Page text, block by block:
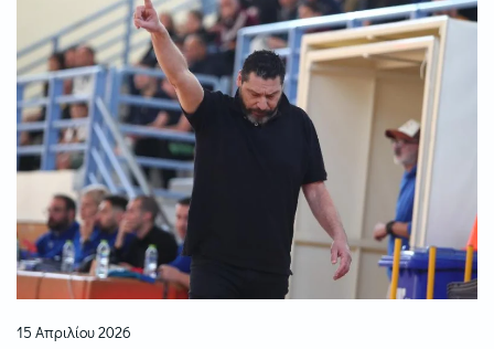
15 Απριλίου 2026